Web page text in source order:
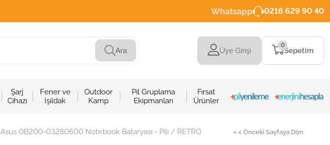
Whatsapp 0216 629 90 40
Ara Üye Girişi Sepetim
0
Şarj
Cihazı
Fener ve
Işıldak
Outdoor
Kamp
Pil Gruplama
Ekipmanları
Fırsat
Ürünler
Asus 0B200-03280600 Notebook Bataryası - Pili / RETRO < < Önceki Sayfaya Dön